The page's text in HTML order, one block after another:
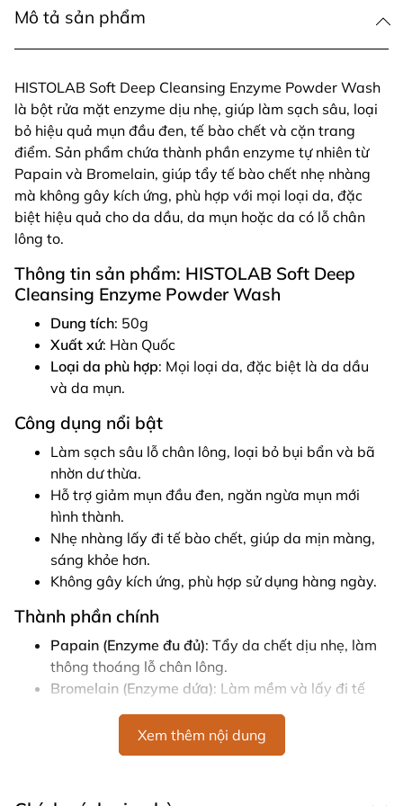
Mô tả sản phẩm
HISTOLAB Soft Deep Cleansing Enzyme Powder Wash
là bột rửa mặt enzyme dịu nhẹ, giúp làm sạch sâu, loại
bỏ hiệu quả mụn đầu đen, tế bào chết và cặn trang
điểm. Sản phẩm chứa thành phần enzyme tự nhiên từ
Papain và Bromelain, giúp tẩy tế bào chết nhẹ nhàng
mà không gây kích ứng, phù hợp với mọi loại da, đặc
biệt hiệu quả cho da dầu, da mụn hoặc da có lỗ chân
lông to.
Thông tin sản phẩm: HISTOLAB Soft Deep
Cleansing Enzyme Powder Wash
Dung tích: 50g
Xuất xứ: Hàn Quốc
Loại da phù hợp: Mọi loại da, đặc biệt là da dầu
và da mụn.
Công dụng nổi bật
Làm sạch sâu lỗ chân lông, loại bỏ bụi bẩn và bã
nhờn dư thừa.
Hỗ trợ giảm mụn đầu đen, ngăn ngừa mụn mới
hình thành.
Nhẹ nhàng lấy đi tế bào chết, giúp da mịn màng,
sáng khỏe hơn.
Không gây kích ứng, phù hợp sử dụng hàng ngày.
Thành phần chính
Papain (Enzyme đu đủ): Tẩy da chết dịu nhẹ, làm
thông thoáng lỗ chân lông.
Bromelain (Enzyme dứa): Làm mềm và lấy đi tế
bào chết, giúp da sáng mịn.
Corn Extract (Chiết xuất bắp): Dưỡng ẩm và làm
dịu da hiệu quả.
Xem thêm nội dung